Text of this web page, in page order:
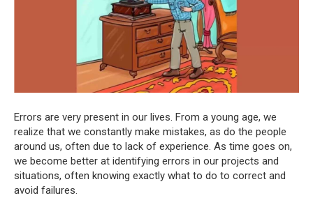
Errors are very present in our lives. From a young age, we
realize that we constantly make mistakes, as do the people
around us, often due to lack of experience. As time goes on,
we become better at identifying errors in our projects and
situations, often knowing exactly what to do to correct and
avoid failures.